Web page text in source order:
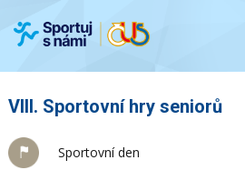
VIII. Sportovní hry seniorů
Sportovní den